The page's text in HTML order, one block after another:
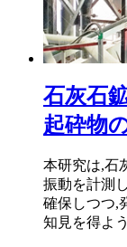
石灰石
起砕物
本研究は,石
振動を計測
確保しつつ,
知見を得よ